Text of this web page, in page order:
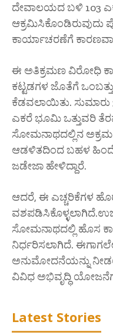
ದೇವಾಲಯದ ಬಳಿ 103
ಆಕ್ರಮಿಸಿಕೊಂಡಿರುವುದು
ಕಾರ್ಯಾಚರಣೆಗೆ
ಈ ಅತಿಕ್ರಮಣ ವಿರೋಧಿ
ಕಟ್ಟಡಗಳ ಜೊತೆಗೆ
ಕೆಡವಲಾಯಿತು.
ಎಕರೆ ಭೂಮಿ ಒತ್ತುವರಿ
ಸೋಮನಾಥದಲ್ಲಿನ ಅಕ್ರಮ
ಆಡಳಿತದಿಂದ ಬಹಳ
ಜಡೇಜಾ ಹೇಳಿದ್ದಾರೆ.
ಆದರೆ, ಈ ಎಚ್ಚರಿಕೆಗಳ
ಸೋಮನಾಥದಲ್ಲಿ ಹೊಸ
ನಿರ್ಧರಿಸಲಾಗಿದೆ.
ಅನುಮೋದನೆಯನ್ನು
ವಿವಿಧ ಅಭಿವೃದ್ಧಿ
Latest Stories